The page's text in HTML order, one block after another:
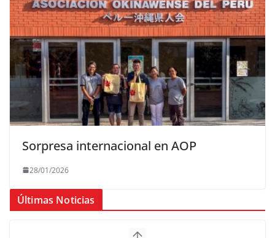
Sorpresa internacional en AOP
28/01/2026
Últimas Noticias